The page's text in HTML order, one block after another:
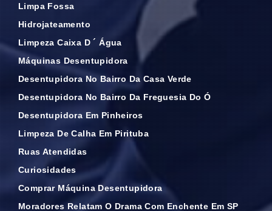
Limpa Fossa
Hidrojateamento
Limpeza Caixa D ´ Água
Máquinas Desentupidora
Desentupidora No Bairro Da Casa Verde
Desentupidora No Bairro Da Freguesia Do Ó
Desentupidora Em Pinheiros
Limpeza De Calha Em Pirituba
Ruas Atendidas
Curiosidades
Comprar Máquina Desentupidora
Moradores Relatam O Drama Com Enchente Em SP